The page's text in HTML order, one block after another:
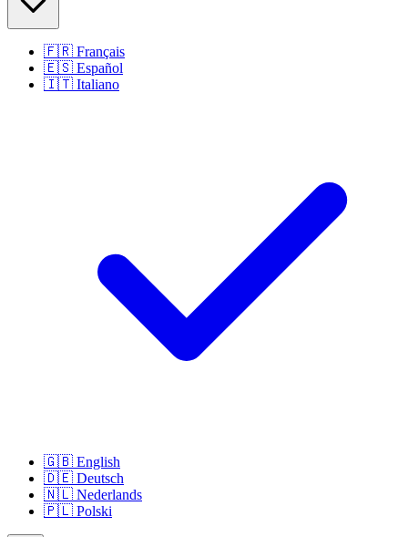
🇫🇷 Français
🇪🇸 Español
🇮🇹 Italiano
🇬🇧 English
🇩🇪 Deutsch
🇳🇱 Nederlands
🇵🇱 Polski